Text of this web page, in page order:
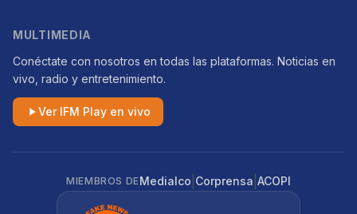
MULTIMEDIA
Conéctate con nosotros en todas las plataformas. Noticias en
vivo, radio y entretenimiento.
Ver IFM Play en vivo
MIEMBROS DEMedialco Corprensa ACOPI